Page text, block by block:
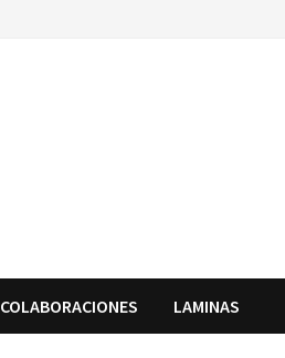
COLABORACIONES LAMINAS